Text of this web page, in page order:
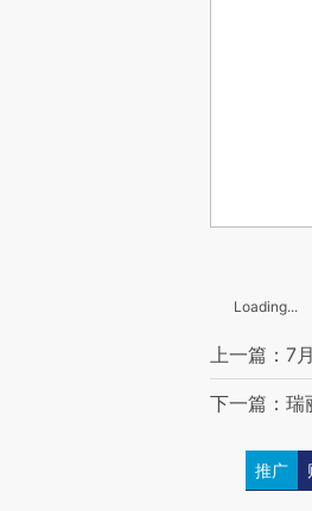
Loading...
上一篇：7
下一篇：瑞
推广